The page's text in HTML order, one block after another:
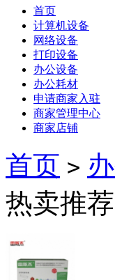
首页
计算机设备
网络设备
打印设备
办公设备
办公耗材
申请商家入驻
商家管理中心
商家店铺
首页 >
热卖推荐